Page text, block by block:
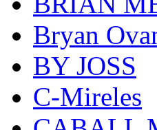
Bryan
BY JOSS
C-Mireles